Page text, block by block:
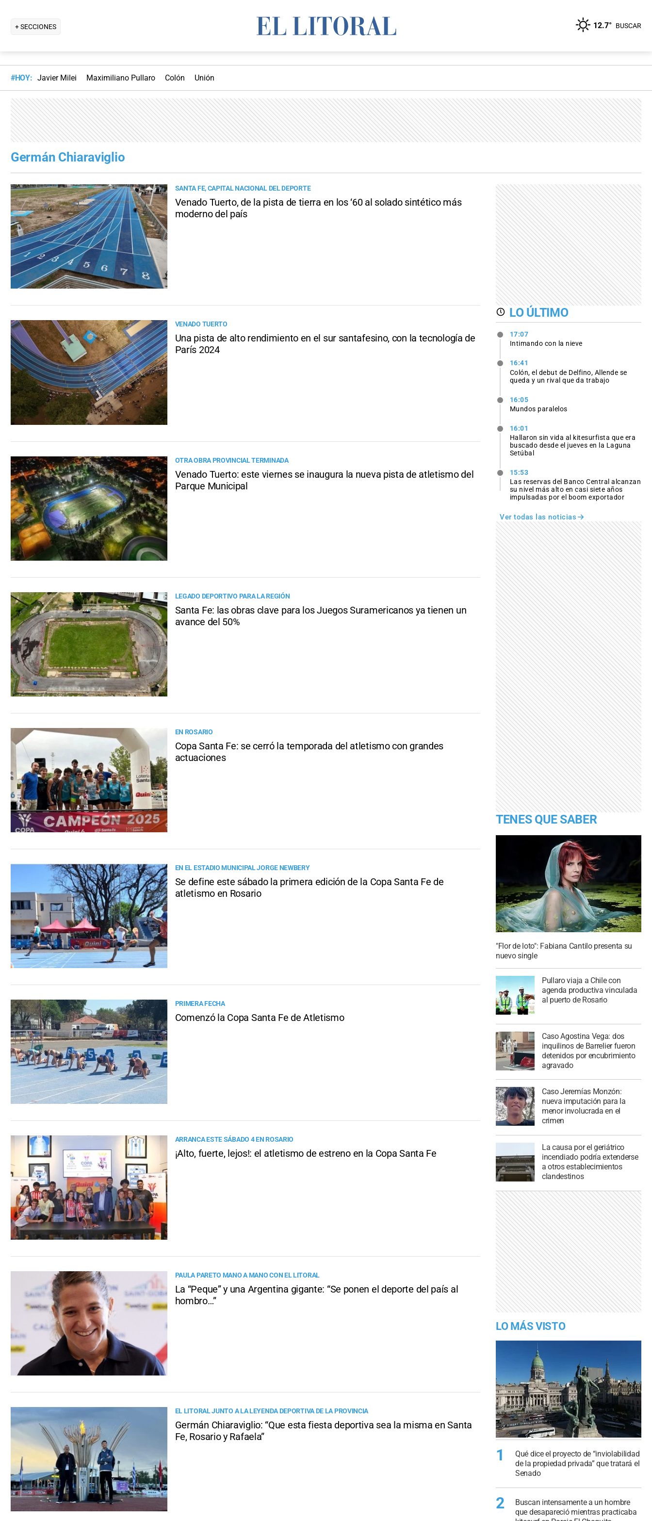
+ SECCIONES 12.7° BUSCAR
#HOY: Javier Milei Maximiliano Pullaro Colón Unión
Germán Chiaraviglio
SANTA FE, CAPITAL NACIONAL DEL DEPORTE
Venado Tuerto, de la pista de tierra en los ‘60 al solado sintético más
moderno del país
VENADO TUERTO
Una pista de alto rendimiento en el sur santafesino, con la tecnología de
París 2024
OTRA OBRA PROVINCIAL TERMINADA
Venado Tuerto: este viernes se inaugura la nueva pista de atletismo del
Parque Municipal
LEGADO DEPORTIVO PARA LA REGIÓN
Santa Fe: las obras clave para los Juegos Suramericanos ya tienen un
avance del 50%
EN ROSARIO
Copa Santa Fe: se cerró la temporada del atletismo con grandes
actuaciones
EN EL ESTADIO MUNICIPAL JORGE NEWBERY
Se define este sábado la primera edición de la Copa Santa Fe de
atletismo en Rosario
PRIMERA FECHA
Comenzó la Copa Santa Fe de Atletismo
ARRANCA ESTE SÁBADO 4 EN ROSARIO
¡Alto, fuerte, lejos!: el atletismo de estreno en la Copa Santa Fe
PAULA PARETO MANO A MANO CON EL LITORAL
La “Peque” y una Argentina gigante: “Se ponen el deporte del país al
hombro…”
EL LITORAL JUNTO A LA LEYENDA DEPORTIVA DE LA PROVINCIA
Germán Chiaraviglio: “Que esta fiesta deportiva sea la misma en Santa
Fe, Rosario y Rafaela”
LO ÚLTIMO
17:07
Intimando con la nieve
16:41
Colón, el debut de Delfino, Allende se
queda y un rival que da trabajo
16:05
Mundos paralelos
16:01
Hallaron sin vida al kitesurfista que era
buscado desde el jueves en la Laguna
Setúbal
15:53
Las reservas del Banco Central alcanzan
su nivel más alto en casi siete años
impulsadas por el boom exportador
Ver todas las noticias
TENES QUE SABER
"Flor de loto": Fabiana Cantilo presenta su
nuevo single
Pullaro viaja a Chile con
agenda productiva vinculada
al puerto de Rosario
Caso Agostina Vega: dos
inquilinos de Barrelier fueron
detenidos por encubrimiento
agravado
Caso Jeremías Monzón:
nueva imputación para la
menor involucrada en el
crimen
La causa por el geriátrico
incendiado podría extenderse
a otros establecimientos
clandestinos
LO MÁS VISTO
1
Qué dice el proyecto de “inviolabilidad
de la propiedad privada” que tratará el
Senado
2
Buscan intensamente a un hombre
que desapareció mientras practicaba